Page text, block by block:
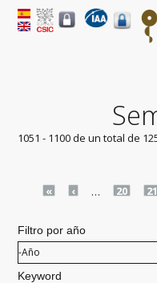
1051 - 1100 de un total de
Pages
« ‹ … 20 21
Filtro por año
Filtro por año
Año
Keyword